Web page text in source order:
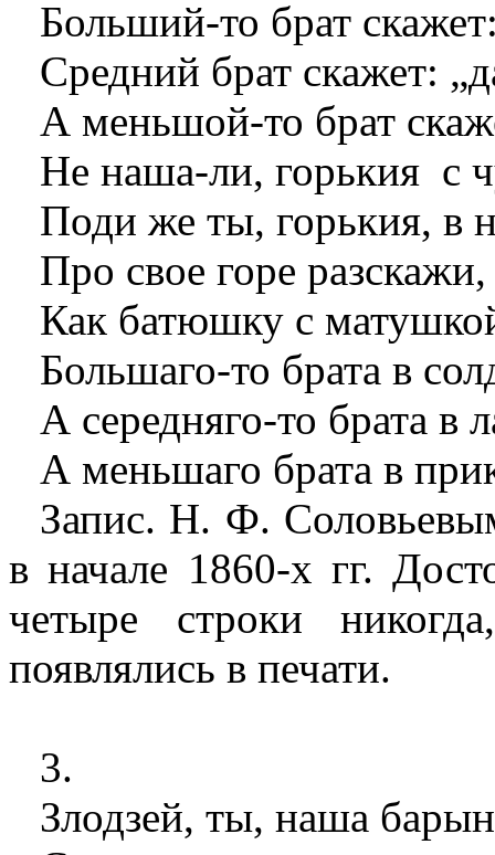
Больший-то брат
Средний брат скажет:
А меньшой-то брат
Не наша-ли, горькия с
Поди же ты, горькия, в
Про свое горе
Как батюшку с
Большаго-то брата в
А середняго-то брата в
А меньшаго брата в
Запис. Н. Ф.
в начале 1860-х гг.
четыре строки
появлялись в печати.
3.
Злодзей, ты, наша